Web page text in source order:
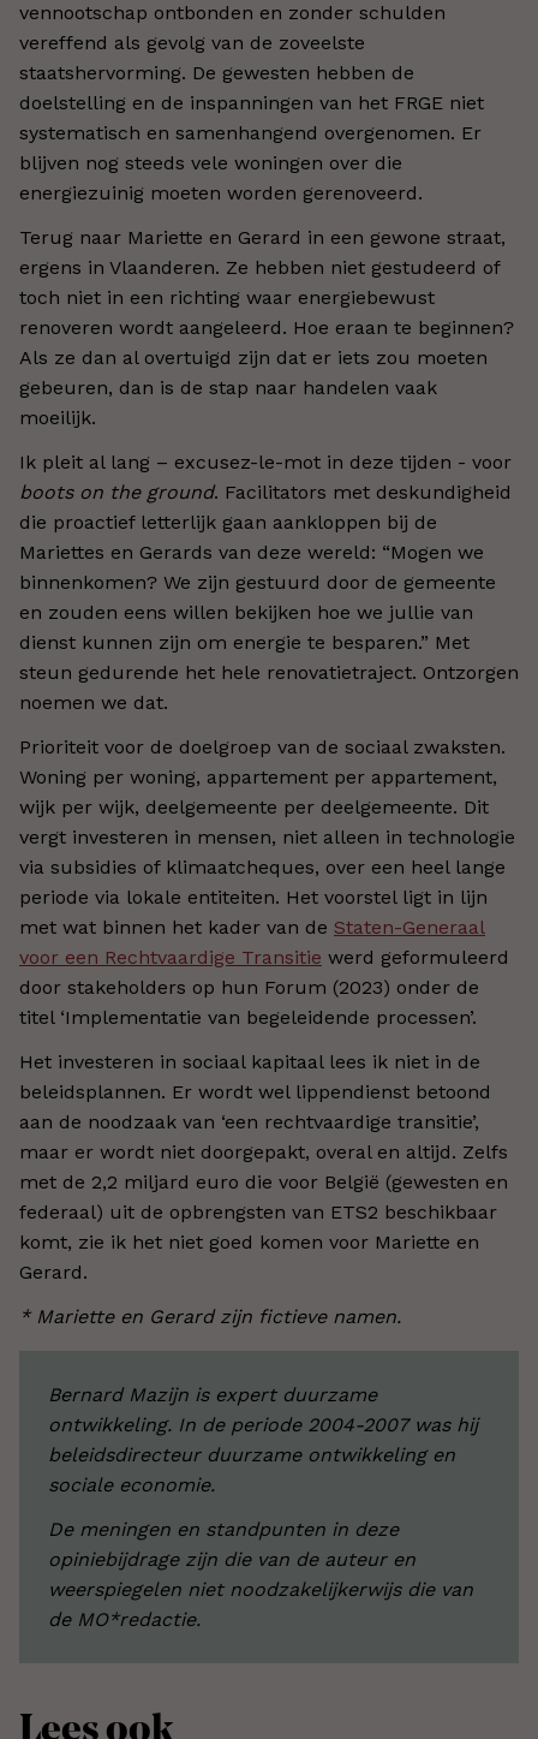
vennootschap ontbonden en zonder schulden
vereffend als gevolg van de zoveelste
staatshervorming. De gewesten hebben de
doelstelling en de inspanningen van het FRGE niet
systematisch en samenhangend overgenomen. Er
blijven nog steeds vele woningen over die
energiezuinig moeten worden gerenoveerd.
Terug naar Mariette en Gerard in een gewone straat,
ergens in Vlaanderen. Ze hebben niet gestudeerd of
toch niet in een richting waar energiebewust
renoveren wordt aangeleerd. Hoe eraan te beginnen?
Als ze dan al overtuigd zijn dat er iets zou moeten
gebeuren, dan is de stap naar handelen vaak
moeilijk.
Ik pleit al lang – excusez-le-mot in deze tijden - voor
boots on the ground. Facilitators met deskundigheid
die proactief letterlijk gaan aankloppen bij de
Mariettes en Gerards van deze wereld: “Mogen we
binnenkomen? We zijn gestuurd door de gemeente
en zouden eens willen bekijken hoe we jullie van
dienst kunnen zijn om energie te besparen.” Met
steun gedurende het hele renovatietraject. Ontzorgen
noemen we dat.
Prioriteit voor de doelgroep van de sociaal zwaksten.
Woning per woning, appartement per appartement,
wijk per wijk, deelgemeente per deelgemeente. Dit
vergt investeren in mensen, niet alleen in technologie
via subsidies of klimaatcheques, over een heel lange
periode via lokale entiteiten. Het voorstel ligt in lijn
met wat binnen het kader van de Staten-Generaal
voor een Rechtvaardige Transitie werd geformuleerd
door stakeholders op hun Forum (2023) onder de
titel ‘Implementatie van begeleidende processen’.
Het investeren in sociaal kapitaal lees ik niet in de
beleidsplannen. Er wordt wel lippendienst betoond
aan de noodzaak van ‘een rechtvaardige transitie’,
maar er wordt niet doorgepakt, overal en altijd. Zelfs
met de 2,2 miljard euro die voor België (gewesten en
federaal) uit de opbrengsten van ETS2 beschikbaar
komt, zie ik het niet goed komen voor Mariette en
Gerard.
* Mariette en Gerard zijn fictieve namen.
Bernard Mazijn is expert duurzame
ontwikkeling. In de periode 2004-2007 was hij
beleidsdirecteur duurzame ontwikkeling en
sociale economie.
De meningen en standpunten in deze
opiniebijdrage zijn die van de auteur en
weerspiegelen niet noodzakelijkerwijs die van
de MO*redactie.